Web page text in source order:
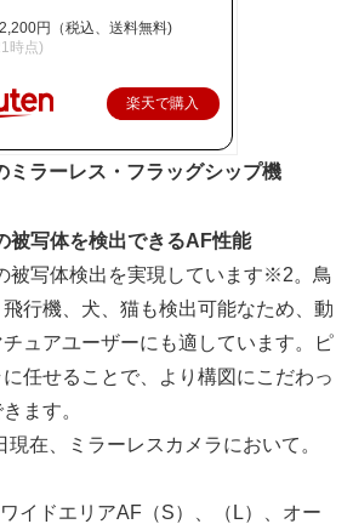
円（税込、送料無料)
時点)
楽天で購入
ミラーレス・フラッグシップ機
写体を検出できるAF性能
被写体検出を実現しています※2。鳥
行機、犬、猫も検出可能なため、動
ュアユーザーにも適しています。ピ
任せることで、より構図にこだわっ
ます。
在、ミラーレスカメラにおいて。
イドエリアAF（S）、（L）、オー